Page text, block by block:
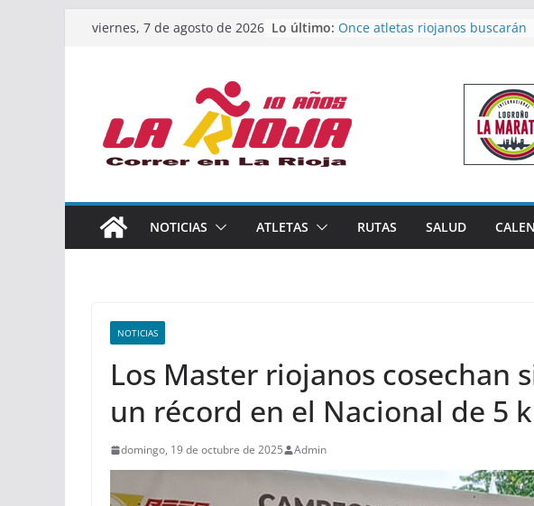
Saltarviernes, 7 de agosto de 2026 Lo último: Calahorra acoge este fin de
Once atletas riojanos buscarán
podio en el Campeonato de
Absoluto de Málaga
Un bronce en 4×400 y tres
de finalista cierran la
riojana en en Nacional de Málaga
Rioja alcanza el podio nacional
Acuatlón en Calahorra
NOTICIAS ATLETAS RUTAS SALUD
NOTICIAS
Los Master riojanos cosechan
un récord en el Nacional de 5
domingo, 19 de octubre de 2025 Admin